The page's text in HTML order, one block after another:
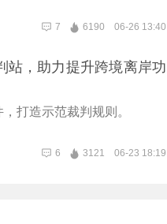
7 6190 06-26 13:40
站，助力提升跨境离岸功
打造示范裁判规则。
6 3121 06-23 18:19